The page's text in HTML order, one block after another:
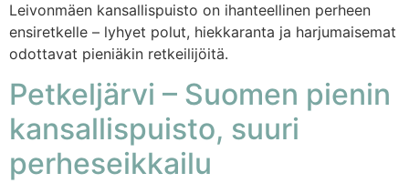
Leivonmäen kansallispuisto on ihanteellinen perheen
ensiretkelle – lyhyet polut, hiekkaranta ja harjumaisemat
odottavat pieniäkin retkeilijöitä.
Petkeljärvi – Suomen pienin
kansallispuisto, suuri
perheseikkailu